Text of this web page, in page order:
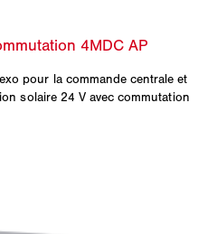
pour la commande centrale et
solaire 24 V avec commutation